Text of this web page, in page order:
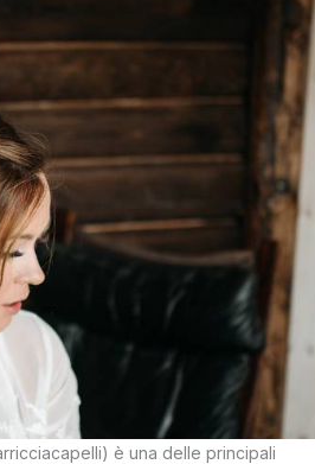
è una delle principali